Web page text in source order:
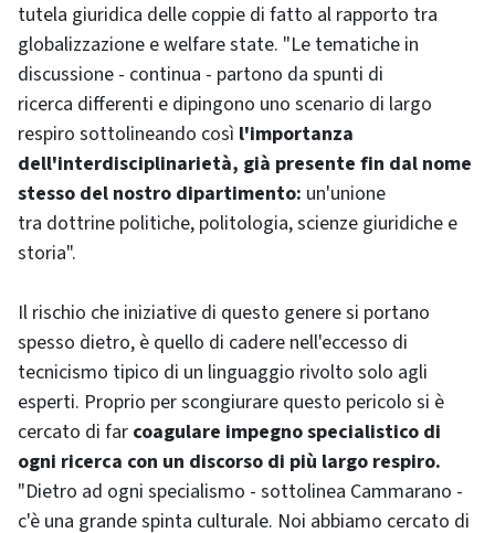
tutela giuridica delle coppie di fatto al rapporto tra
globalizzazione ewelfare state. "Le tematiche in
discussione - continua - partono da spunti di
ricerca differenti e dipingono uno scenario di largo
respiro sottolineando così l'importanza
dell'interdisciplinarietà, già presente fin dal nome
stesso del nostro dipartimento: un'unione
tra dottrine politiche, politologia, scienze giuridiche e
storia".
Il rischio che iniziative di questo genere si portano
spesso dietro, è quello di cadere nell'eccesso di
tecnicismo tipico di un linguaggio rivolto solo agli
esperti. Proprio per scongiurare questo pericolo si è
cercato di far coagulare impegno specialistico di
ogni ricerca con un discorso di più largo respiro.
"Dietro ad ogni specialismo - sottolinea Cammarano -
c'è una grande spinta culturale. Noi abbiamo cercato di